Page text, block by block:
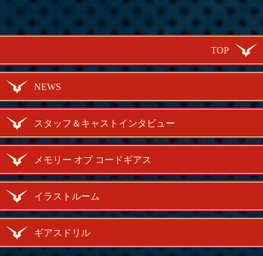
TOP
NEWS
スタッフ＆キャストインタビュー
メモリー オブ コードギアス
イラストルーム
ギアスドリル